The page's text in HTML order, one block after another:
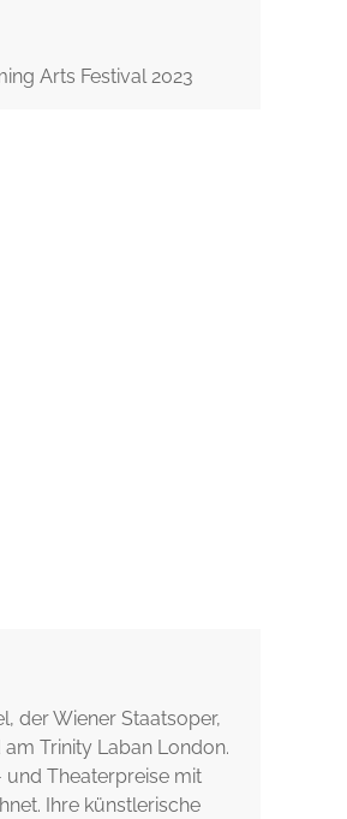
Arts Festival 2023
der Wiener Staatsoper,
Trinity Laban London.
und Theaterpreise mit
Ihre künstlerische